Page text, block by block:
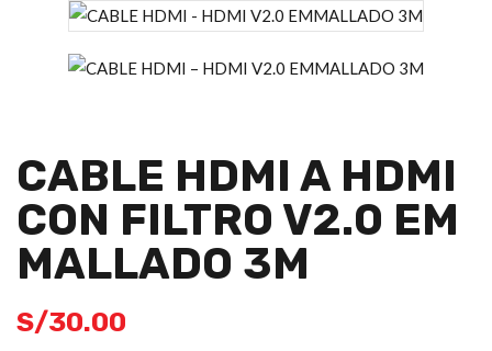
CABLE HDMI A HDMI
CON FILTRO V2.0 EM
MALLADO 3M
S/30.00